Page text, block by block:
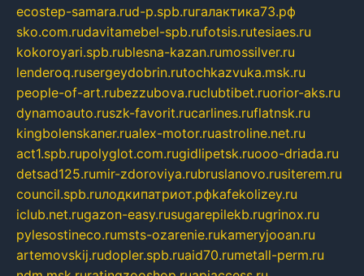
ecostep-samara.rud-p.spb.ruгалактика73.рф
sko.com.rudavitamebel-spb.rufotsis.rutesiaes.ru
kokoroyari.spb.rublesna-kazan.rumossilver.ru
lenderoq.rusergeydobrin.rutochkazvuka.msk.ru
people-of-art.rubezzubova.ruclubtibet.ruorior-aks.ru
dynamoauto.ruszk-favorit.rucarlines.ruflatnsk.ru
kingbolenskaner.rualex-motor.ruastroline.net.ru
act1.spb.rupolyglot.com.rugidlipetsk.ruooo-driada.ru
detsad125.rumir-zdoroviya.rubruslanovo.rusiterem.ru
council.spb.ruлодкипатриот.рфkafekolizey.ru
iclub.net.rugazon-easy.rusugarepilekb.rugrinox.ru
pylesostineco.rumsts-ozarenie.rukameryjooan.ru
artemovskij.rudopler.spb.ruaid70.rumetall-perm.ru